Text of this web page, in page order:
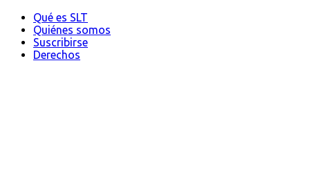
Qué es SLT
Quiénes somos
Suscribirse
Derechos